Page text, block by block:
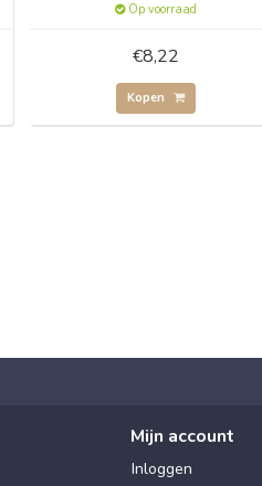
Op voorraad
€8,22
Kopen
Mijn account
Inloggen